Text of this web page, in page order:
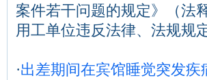
案件若干问题的规定》（法
用工单位违反法律、法规规
·出差期间在宾馆睡觉突发